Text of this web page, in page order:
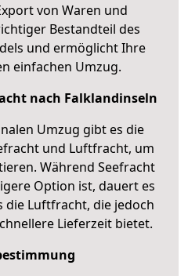
von Waren und
Bestandteil des
und ermöglicht Ihre
einfachen Umzug.
nach Falklandinseln
Umzug gibt es die
und Luftfracht, um
Während Seefracht
Option ist, dauert es
die Luftfracht, die jedoch
Lieferzeit bietet.